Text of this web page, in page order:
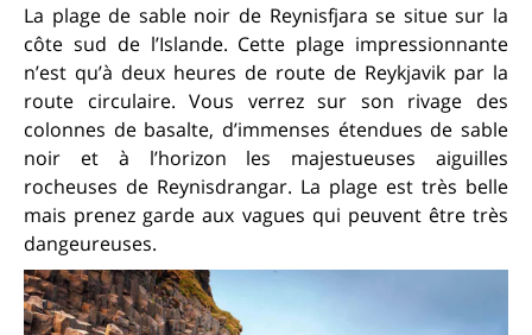
La plage de sable noir de Reynisfjara se situe sur la
côte sud de l’Islande. Cette plage impressionnante
n’est qu’à deux heures de route de Reykjavik par la
route circulaire. Vous verrez sur son rivage des
colonnes de basalte, d’immenses étendues de sable
noir et à l’horizon les majestueuses aiguilles
rocheuses de Reynisdrangar. La plage est très belle
mais prenez garde aux vagues qui peuvent être très
dangeureuses.